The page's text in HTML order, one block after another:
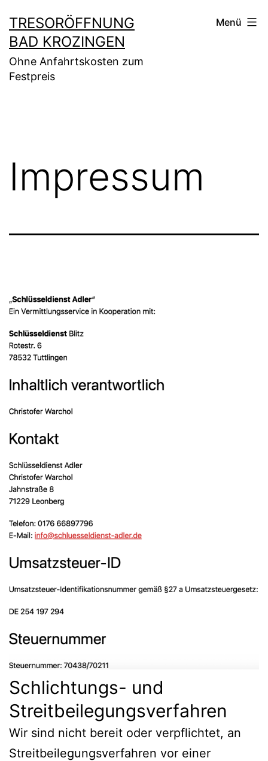
Inhalt
springen
TRESORÖFFNUNG
BAD KROZINGEN
Ohne Anfahrtskosten zum
Festpreis
Menü
Impressum
Schlichtungs- und
Streitbeilegungsverfahren
Wir sind nicht bereit oder verpflichtet, an
Streitbeilegungsverfahren vor einer